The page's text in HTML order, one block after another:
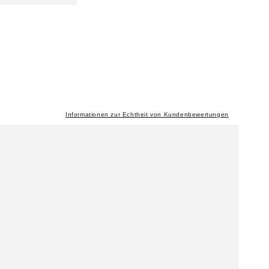
Informationen zur Echtheit von Kundenbewertungen